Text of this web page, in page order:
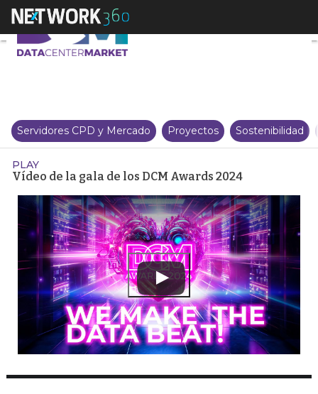
Vídeo de la gala de los DCM
Servidores CPD y Mercado Proyectos Sostenibilidad
PLAY
Vídeo de la gala de los DCM Awards 2024